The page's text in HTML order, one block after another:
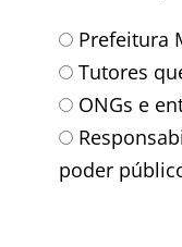
Prefeitura
Tutores
ONGs e
poder